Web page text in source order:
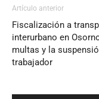
Artículo anterior
Fiscalización a
interurbano en
multas y la
trabajador